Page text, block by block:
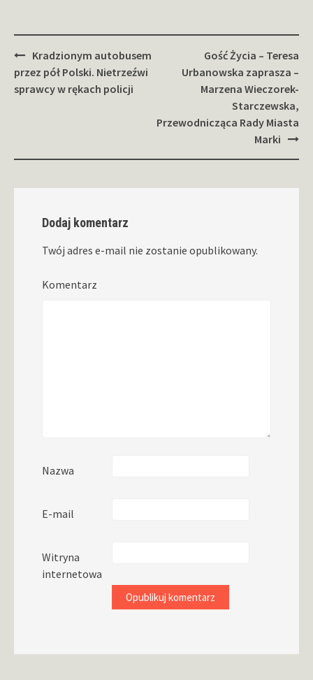
Zobacz
wpisy
Kradzionym autobusem
przez pół Polski. Nietrzeźwi
sprawcy w rękach policji
Gość Życia – Teresa
Urbanowska zaprasza –
Marzena Wieczorek-
Starczewska,
Przewodnicząca Rady Miasta
Marki
Dodaj komentarz
Twój adres e-mail nie zostanie opublikowany.
Komentarz
Nazwa
E-mail
Witryna
internetowa